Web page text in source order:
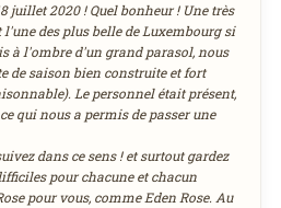
effacer
juillet 2020 ! Quel bonheur ! Une très
des plus belle de Luxembourg si
à l'ombre d'un grand parasol, nous
de saison bien construite et fort
Le personnel était présent,
qui nous a permis de passer une
dans ce sens ! et surtout gardez
pour chacune et chacun
pour vous, comme Eden Rose. Au